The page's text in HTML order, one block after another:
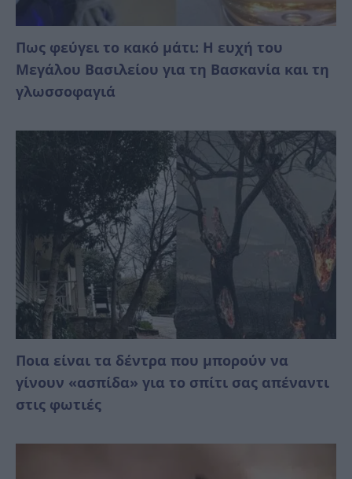
Πως φεύγει το κακό μάτι: Η ευχή του
Μεγάλου Βασιλείου για τη Βασκανία και τη
γλωσσοφαγιά
Ποια είναι τα δέντρα που μπορούν να
γίνουν «ασπίδα» για το σπίτι σας απέναντι
στις φωτιές